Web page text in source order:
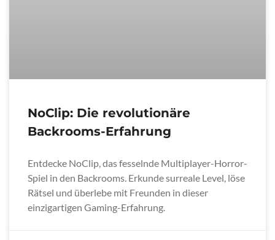
NoClip: Die revolutionäre
Backrooms-Erfahrung
Entdecke NoClip, das fesselnde Multiplayer-Horror-
Spiel in den Backrooms. Erkunde surreale Level, löse
Rätsel und überlebe mit Freunden in dieser
einzigartigen Gaming-Erfahrung.